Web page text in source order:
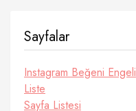
Sayfalar
Instagram Beğeni Engeli
Liste
Sayfa Listesi